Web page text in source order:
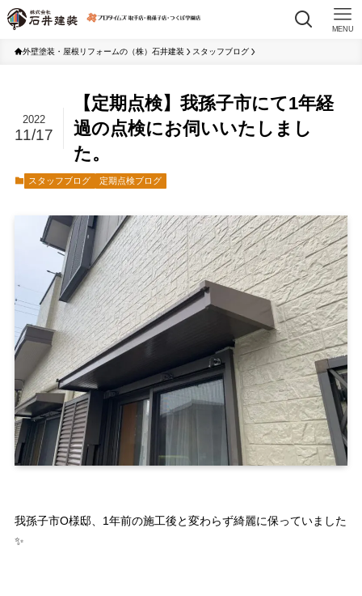
MENU
外壁塗装・屋根リフォームの（株）石井建装 スタッフブログ
【定期点検】我孫子市にて1年経
過の点検にお伺いいたしまし
た。
2022
11/17
スタッフブログ 定期点検ブログ
我孫子市O様邸、1年前の施工後と変わらず綺麗に保っていました
✨